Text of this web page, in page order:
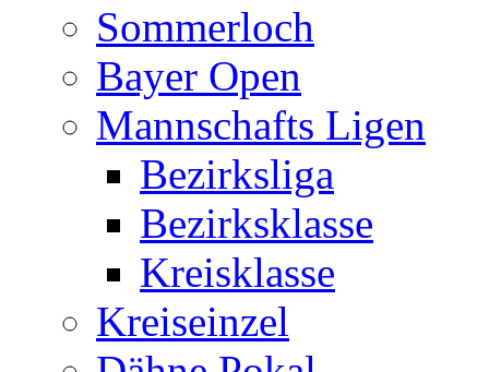
Sommerloch
Bayer Open
Mannschafts Ligen
Bezirksliga
Bezirksklasse
Kreisklasse
Kreiseinzel